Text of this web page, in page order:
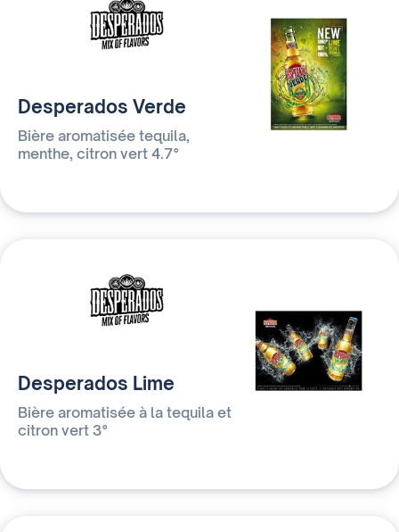
Desperados Verde
Bière aromatisée tequila,
menthe, citron vert 4.7°
Desperados Lime
Bière aromatisée à la tequila et
citron vert 3°